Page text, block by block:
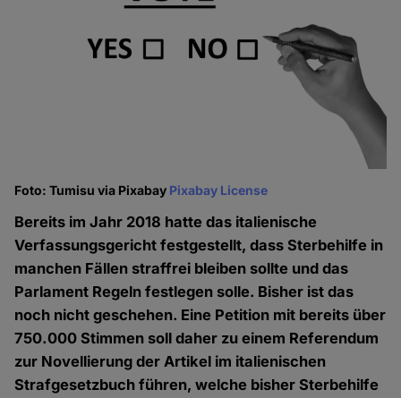
Foto: Tumisu via Pixabay Pixabay License
Bereits im Jahr 2018 hatte das italienische
Verfassungsgericht festgestellt, dass Sterbehilfe in
manchen Fällen straffrei bleiben sollte und das
Parlament Regeln festlegen solle. Bisher ist das
noch nicht geschehen. Eine Petition mit bereits über
750.000 Stimmen soll daher zu einem Referendum
zur Novellierung der Artikel im italienischen
Strafgesetzbuch führen, welche bisher Sterbehilfe